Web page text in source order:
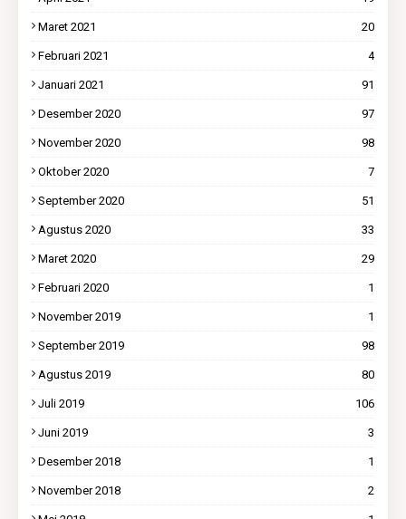
Maret 2021 20
Februari 2021 4
Januari 2021 91
Desember 2020 97
November 2020 98
Oktober 2020 7
September 2020 51
Agustus 2020 33
Maret 2020 29
Februari 2020 1
November 2019 1
September 2019 98
Agustus 2019 80
Juli 2019 106
Juni 2019 3
Desember 2018 1
November 2018 2